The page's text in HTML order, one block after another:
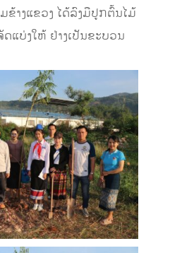
ຂ້າງແຂວງ ໄດ້ລົງມືປູກຕົ້ນໄມ້
ແບ່ງໃຫ້ ຢ່າງເປັນຂະບວນ